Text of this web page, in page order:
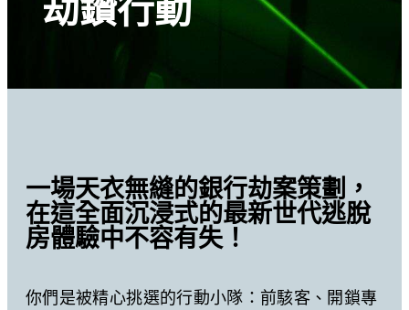
劫鑽行動
一場天衣無縫的銀行劫案策劃，
在這全面沉浸式的最新世代逃脫
房體驗中不容有失！
你們是被精心挑選的行動小隊：前駭客、開鎖專